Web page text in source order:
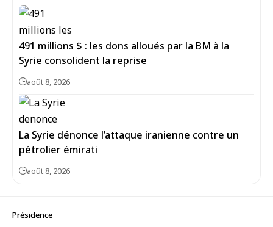
491 millions $ : les dons alloués par la BM à la
Syrie consolident la reprise
août 8, 2026
La Syrie dénonce l’attaque iranienne contre un
pétrolier émirati
août 8, 2026
Présidence